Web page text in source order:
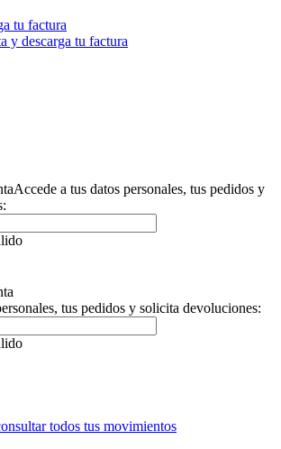
tu factura
y descarga tu factura
Accede a tus datos personales, tus pedidos y
tus pedidos y solicita devoluciones:
todos tus movimientos